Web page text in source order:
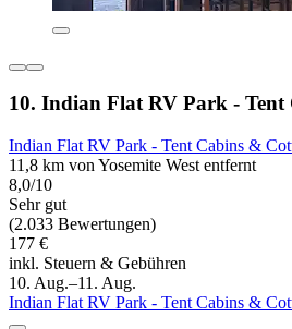
10. Indian Flat RV Park - Tent
Indian Flat RV Park - Tent Cabins &
11,8 km von Yosemite West entfernt
8,0/10
Sehr gut
(2.033 Bewertungen)
177 €
inkl. Steuern & Gebühren
10. Aug.–11. Aug.
Indian Flat RV Park - Tent Cabins &